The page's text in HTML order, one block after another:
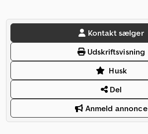
Kontakt sælger
Udskriftsvisning
Husk
Del
Anmeld annonce